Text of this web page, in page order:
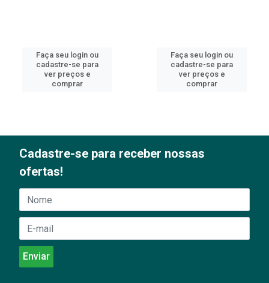
Faça seu login ou
cadastre-se para
ver preços e
comprar
Faça seu login ou
cadastre-se para
ver preços e
comprar
Cadastre-se para receber nossas
ofertas!